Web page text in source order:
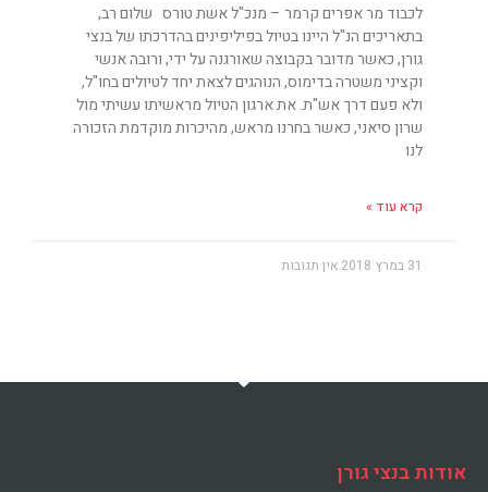
לכבוד מר אפרים קרמר – מנכ"ל אשת טורס שלום רב,
בתאריכים הנ"ל היינו בטיול בפיליפינים בהדרכתו של בנצי
גורן, כאשר מדובר בקבוצה שאורגנה על ידי, ורובה אנשי
וקציני משטרה בדימוס, הנוהגים לצאת יחד לטיולים בחו"ל,
ולא פעם דרך אש"ת. את ארגון הטיול מראשיתו עשיתי מול
שרון סיאני, כאשר בחרנו מראש, מהיכרות מוקדמת הזכורה
לנו
קרא עוד »
31 במרץ 2018 אין תגובות
אודות בנצי גורן